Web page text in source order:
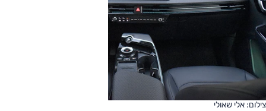
צילום: אלי שאולי